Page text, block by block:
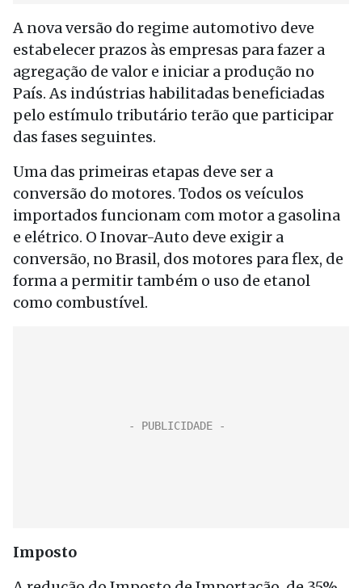
A nova versão do regime automotivo deve
estabelecer prazos às empresas para fazer a
agregação de valor e iniciar a produção no
País. As indústrias habilitadas beneficiadas
pelo estímulo tributário terão que participar
das fases seguintes.
Uma das primeiras etapas deve ser a
conversão do motores. Todos os veículos
importados funcionam com motor a gasolina
e elétrico. O Inovar-Auto deve exigir a
conversão, no Brasil, dos motores para flex, de
forma a permitir também o uso de etanol
como combustível.
Imposto